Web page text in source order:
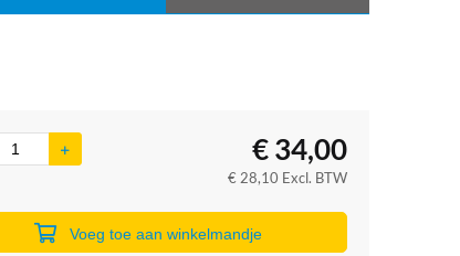
€34,00
€ 28,10 Excl. BTW
Voeg toe aan winkelmandje